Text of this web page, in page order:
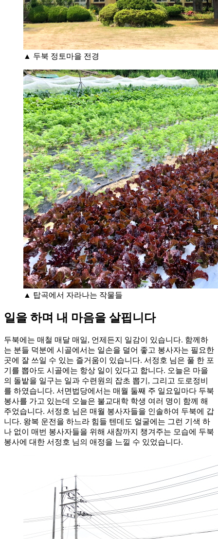
▲ 두북 정토마을 전경
▲ 탑곡에서 자라나는 작물들
일을 하며 내 마음을 살핍니다
두북에는 매철 매달 매일, 언제든지 일감이 있습니다. 함께하
는 분들 덕분에 시골에서는 일손을 덜어 좋고 봉사자는 필요한
곳에 잘 쓰일 수 있는 즐거움이 있습니다. 서정호 님은 풀 한 포
기를 뽑아도 시골에는 항상 일이 있다고 합니다. 오늘은 마을
의 돌밭을 일구는 일과 수련원의 잡초 뽑기, 그리고 도로정비
를 하였습니다. 서면법당에서는 매월 둘째 주 일요일마다 두북
봉사를 가고 있는데 오늘은 불교대학 학생 여러 명이 함께 해
주었습니다. 서정호 님은 매월 봉사자들을 인솔하여 두북에 갑
니다. 왕복 운전을 하느라 힘들 텐데도 얼굴에는 그런 기색 하
나 없이 매번 봉사자들을 위해 새참까지 챙겨주는 모습에 두북
봉사에 대한 서정호 님의 애정을 느낄 수 있었습니다.